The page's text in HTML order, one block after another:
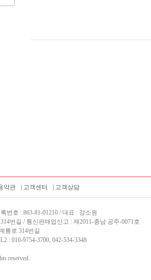
약관 고객센터 고객상담
번호 : 863-81-01210 / 대표 : 강소원
번길 / 통신판매업신고 : 제2011-충남 공주-0071호
룡로 314번길
: 010-9754-3700, 042-534-3348
reserved.